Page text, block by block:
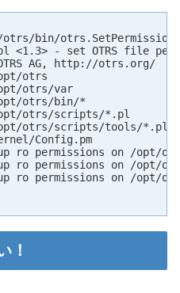
bin/
<1.3> - set OTRS file
AG, http://otrs.org/
otrs
otrs/var
otrs/bin/*
otrs/scripts/*.pl
opt/otrs/scripts/tools/*.pl
Config.pm
ro permissions on /opt/
ro permissions on /opt/
ro permissions on /opt/
！